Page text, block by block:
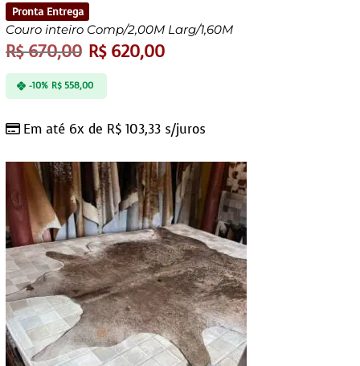
Pronta Entrega
Couro inteiro Comp/2,00M Larg/1,60M
R$670,00 R$620,00
Em até 6x de R$ 103,33 s/juros
-10% R$558,00